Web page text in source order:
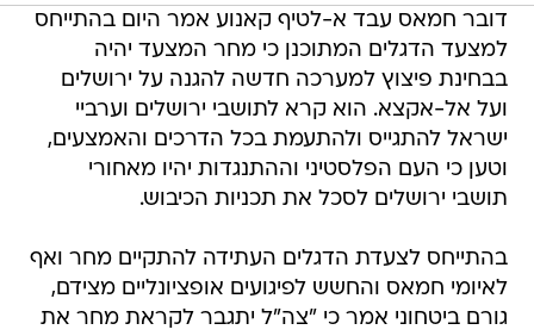
דובר חמאס עבד א-לטיף קאנוע אמר היום בהתייחס
למצעד הדגלים המתוכנן כי מחר המצעד יהיה
בבחינת פיצוץ למערכה חדשה להגנה על ירושלים
ועל אל-אקצא. הוא קרא לתושבי ירושלים וערביי
ישראל להתגייס ולהתעמת בכל הדרכים והאמצעים,
וטען כי העם הפלסטיני וההתנגדות יהיו מאחורי
תושבי ירושלים לסכל את תכניות הכיבוש.
בהתייחס לצעדת הדגלים העתידה להתקיים מחר ואף
לאיומי חמאס והחשש לפיגועים אופציונליים מצידם,
גורם ביטחוני אמר כי "צה"ל יתגבר לקראת מחר את